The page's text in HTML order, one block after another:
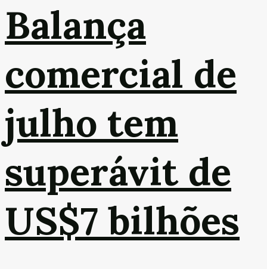
Balança
comercial de
julho tem
superávit de
US$7 bilhões